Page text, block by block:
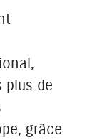
plus de
grâce